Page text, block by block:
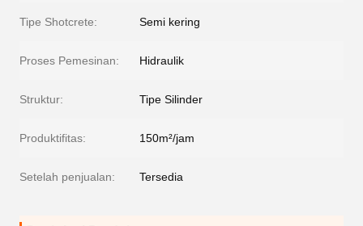
Tipe Shotcrete: Semi kering
Proses Pemesinan: Hidraulik
Struktur: Tipe Silinder
Produktifitas: 150m²/jam
Setelah penjualan: Tersedia